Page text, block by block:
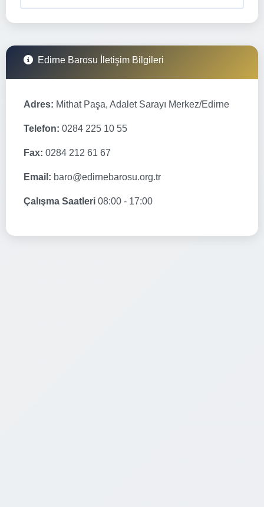
Edirne Barosu İletişim Bilgileri
Adres: Mithat Paşa, Adalet Sarayı Merkez/Edirne
Telefon: 0284 225 10 55
Fax: 0284 212 61 67
Email: baro@edirnebarosu.org.tr
Çalışma Saatleri 08:00 - 17:00